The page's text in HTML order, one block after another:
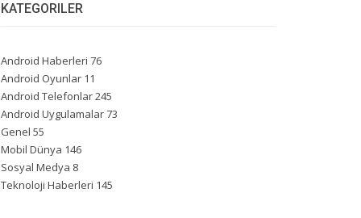
KATEGORILER
Android Haberleri 76
Android Oyunlar 11
Android Telefonlar245
Android Uygulamalar73
Genel 55
Mobil Dünya 146
Sosyal Medya 8
Teknoloji Haberleri 145